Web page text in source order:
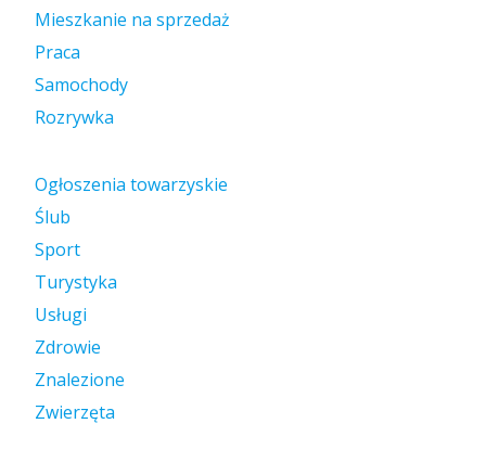
Mieszkanie na sprzedaż
Praca
Samochody
Rozrywka
Ogłoszenia towarzyskie
Ślub
Sport
Turystyka
Usługi
Zdrowie
Znalezione
Zwierzęta